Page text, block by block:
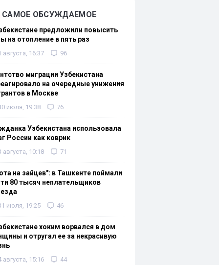
САМОЕ ОБСУЖДАЕМОЕ
предложили повысить
на отопление в пять раз
августа, 16:37 96
миграции Узбекистана
на очередные унижения
в Москве
июля, 19:38 76
Узбекистана использовала
России как коврик
августа, 10:18 71
на зайцев": в Ташкенте поймали
80 тысяч неплательщиков
июля, 19:25 46
хоким ворвался в дом
и отругал ее за некрасивую
августа, 15:16 44